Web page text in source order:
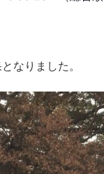
なりました。